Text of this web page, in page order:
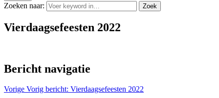
Zoeken naar: Zoek
Vierdaagsefeesten 2022
Bericht navigatie
Vorige Vorig bericht: Vierdaagsefeesten 2022